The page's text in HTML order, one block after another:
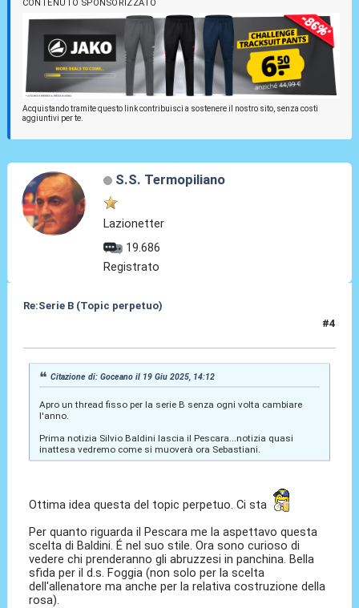
CONTENUTO SPONSORIZZATO
Acquistando tramite questo link contribuisci a sostenere il nostro sito, senza costi
aggiuntivi per te.
S.S. Termopiliano
Lazionetter
19.686
Registrato
Re:Serie B (Topic perpetuo)
#4
Citazione di: Goceano il 19 Giu 2025, 14:12
Apro un thread fisso per la serie B senza ogni volta cambiare
l'anno.
Prima notizia Silvio Baldini lascia il Pescara...notizia quasi
inattesa vedremo come si muoverà ora Sebastiani.
Ottima idea questa del topic perpetuo. Ci sta
Per quanto riguarda il Pescara me la aspettavo questa
scelta di Baldini. É nel suo stile. Ora sono curioso di
vedere chi prenderanno gli abruzzesi in panchina. Bella
sfida per il d.s. Foggia (non solo per la scelta
dell'allenatore ma anche per la relativa costruzione della
rosa).